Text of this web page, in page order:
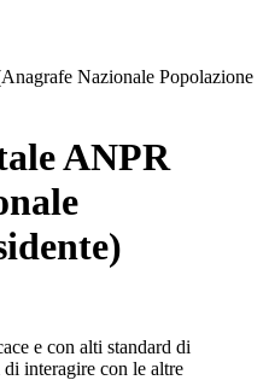
Nazionale Popolazione
ANPR
e con alti standard di
interagire con le altre